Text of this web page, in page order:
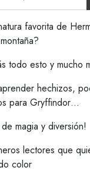
favorita de
todo esto y mucho
hechizos,
para Gryffindor…
magia y diversión!
lectores que
color